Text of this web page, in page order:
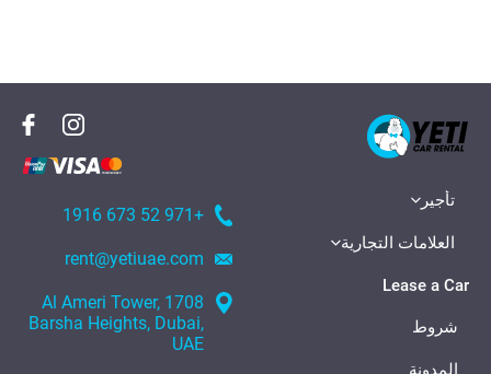
تأجير
العلامات التجارية
Lease a Car
شروط
المدونة
+971 52 673 1916
rent@yetiuae.com
1708 Al Ameri Tower,
Barsha Heights, Dubai,
UAE